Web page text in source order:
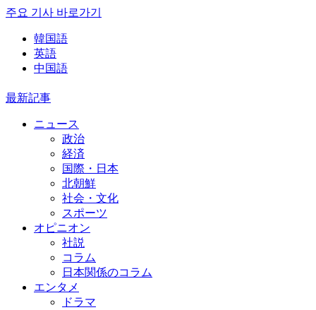
주요 기사 바로가기
韓国語
英語
中国語
最新記事
ニュース
政治
経済
国際・日本
北朝鮮
社会・文化
スポーツ
オピニオン
社説
コラム
日本関係のコラム
エンタメ
ドラマ